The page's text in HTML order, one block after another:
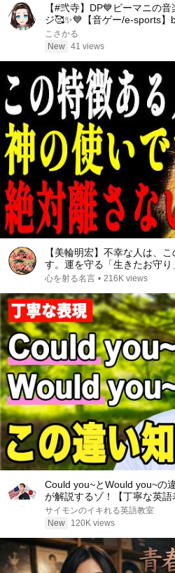
【#弐寺】DP💙ビーマニの
ジ🥰✨💙【音ゲー/e-sports
INFINITAS LIVE #IIDX #2394
こさかる
New 41 views
【美輪明宏】不幸な人は、
す。運を守る「生きたお守り
言｜言葉の力｜人生哲学｜
心を射る名言 • 216K views
Could you~とWould you~の
が解説するゾ！【丁寧な英語
サイモンのイキれる英語教室
New
120K views